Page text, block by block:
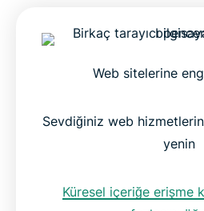
Web sitelerine
Sevdiğiniz web
yenin
Küresel içeriğe erişme